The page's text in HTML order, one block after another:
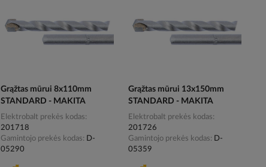
Grąžtas mūrui 8x110mm
STANDARD - MAKITA
Elektrobalt prekės kodas
201718
Gamintojo prekės kodas
D-
05290
Grąžtas mūrui 13x150mm
STANDARD - MAKITA
Elektrobalt prekės kodas
201726
Gamintojo prekės kodas
D-
05359